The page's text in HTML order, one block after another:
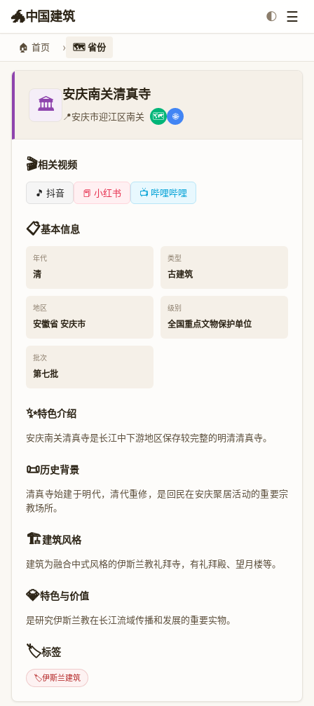
🐲中国建筑 🌓 ☰
🏠 首页 🗺️ 省份
🏛️ 安庆南关清真寺
📍安庆市迎江区南关 🗺️ 🌐
🎬相关视频
🎵 抖音 📕 小红书 📺 哔哩哔哩
📋基本信息
年代
清
类型
古建筑
地区
安徽省 安庆市
级别
全国重点文物保护单位
批次
第七批
✨特色介绍
安庆南关清真寺是长江中下游地区保存较完整的明清清真寺。
📜历史背景
清真寺始建于明代，清代重修，是回民在安庆聚居活动的重要宗
教场所。
🏗️建筑风格
建筑为融合中式风格的伊斯兰教礼拜寺，有礼拜殿、望月楼等。
💎特色与价值
是研究伊斯兰教在长江流域传播和发展的重要实物。
🏷️标签
🏷️伊斯兰建筑